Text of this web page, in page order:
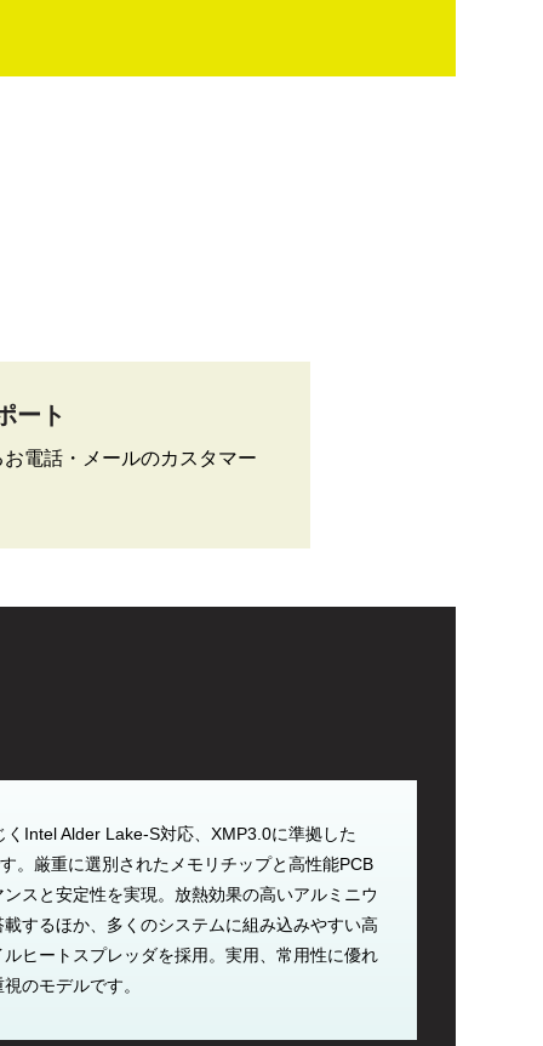
ート
電話・メールのカスタマー
くIntel Alder Lake-S対応、XMP3.0に準拠した
。厳重に選別されたメモリチップと高性能PCB
スと安定性を実現。放熱効果の高いアルミニウ
するほか、多くのシステムに組み込みやすい高
ヒートスプレッダを採用。実用、常用性に優れ
のモデルです。